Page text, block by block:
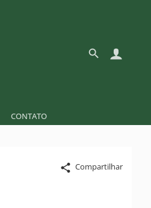
CONTATO
Compartilhar